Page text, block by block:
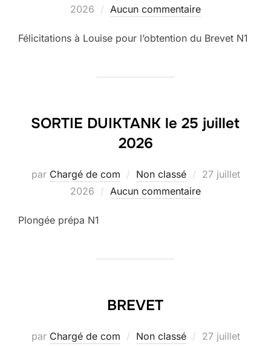
2026
Aucun commentaire
Félicitations à Louise pour l’obtention du Brevet N1
SORTIE DUIKTANK le 25 juillet
2026
par Chargé de com Non classé
Publié
27 juillet
2026
Aucun commentaire
Plongée prépa N1
BREVET
par Chargé de com Non classé
Publié
27 juillet